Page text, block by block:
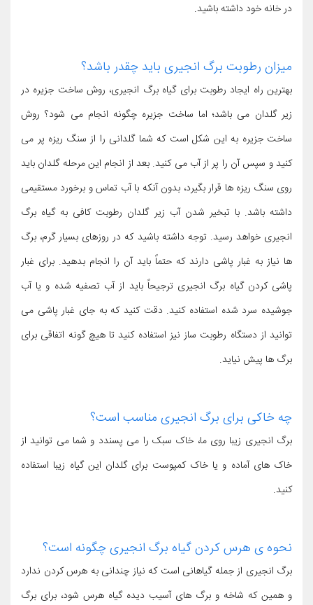
در خانه خود داشته باشید.
میزان رطوبت برگ انجیری باید چقدر باشد؟
بهترین راه ایجاد رطوبت برای گیاه برگ انجیری، روش ساخت جزیره در
زیر گلدان می باشد؛ اما ساخت جزیره چگونه انجام می شود؟ روش
ساخت جزیره به این شکل است که شما گلدانی را از سنگ ریزه پر می
کنید و سپس آن را پر از آب می کنید. بعد از انجام این مرحله گلدان باید
روی سنگ ریزه ها قرار بگیرد، بدون آنکه با آب تماس و برخورد مستقیمی
داشته باشد. با تبخیر شدن آب زیر گلدان رطوبت کافی به گیاه برگ
انجیری خواهد رسید. توجه داشته باشید که در روزهای بسیار گرم، برگ
ها نیاز به غبار پاشی دارند که حتماً باید آن را انجام بدهید. برای غبار
پاشی کردن گیاه برگ انجیری ترجیحاً باید از آب تصفیه شده و یا آب
جوشیده سرد شده استفاده کنید. دقت کنید که به جای غبار پاشی می
توانید از دستگاه رطوبت ساز نیز استفاده کنید تا هیچ گونه اتفاقی برای
برگ ها پیش نیاید.
چه خاکی برای برگ انجیری مناسب است؟
برگ انجیری زیبا روی ما، خاک سبک را می پسندد و شما می توانید از
خاک های آماده و یا خاک کمپوست برای گلدان این گیاه زیبا استفاده
کنید.
نحوه ی هرس کردن گیاه برگ انجیری چگونه است؟
برگ انجیری از جمله گیاهانی است که نیاز چندانی به هرس کردن ندارد
و همین که شاخه و برگ های آسیب دیده گیاه هرس شود، برای برگ